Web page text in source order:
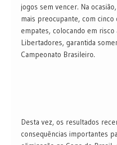
jogos sem vencer. Na
mais preocupante, com
empates, colocando em risco
Libertadores, garantida
Campeonato Brasileiro.
Desta vez, os resultados
consequências importantes